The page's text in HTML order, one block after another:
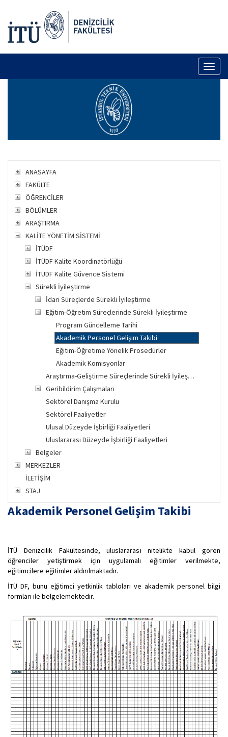
ANASAYFA
FAKÜLTE
ÖĞRENCİLER
BÖLÜMLER
ARAŞTIRMA
KALİTE YÖNETİM SİSTEMİ
İTÜDF
İTÜDF Kalite Koordinatörlüğü
İTÜDF Kalite Güvence Sistemi
Sürekli İyileştirme
İdari Süreçlerde Sürekli İyileştirme
Eğitim-Öğretim Süreçlerinde Sürekli İyileştirme
Program Güncelleme Tarihi
Akademik Personel Gelişim Takibi
Eğitim-Öğretime Yönelik Prosedürler
Akademik Komisyonlar
Araştırma-Geliştirme Süreçlerinde Sürekli İyileştirme
Geribildirim Çalışmaları
Sektörel Danışma Kurulu
Sektörel Faaliyetler
Ulusal Düzeyde İşbirliği Faaliyetleri
Uluslararası Düzeyde İşbirliği Faaliyetleri
Belgeler
MERKEZLER
İLETİŞİM
STAJ
Akademik Personel Gelişim Takibi
İTÜ Denizcilik Fakültesinde, uluslararası nitelikte kabul gören
öğrenciler yetiştirmek için uygulamalı eğitimler verilmekte,
eğitimcilere eğitimler aldırılmaktadır.
İTÜ DF, bunu eğitimci yetkinlik tabloları ve akademik personel bilgi
formları ile belgelemektedir.